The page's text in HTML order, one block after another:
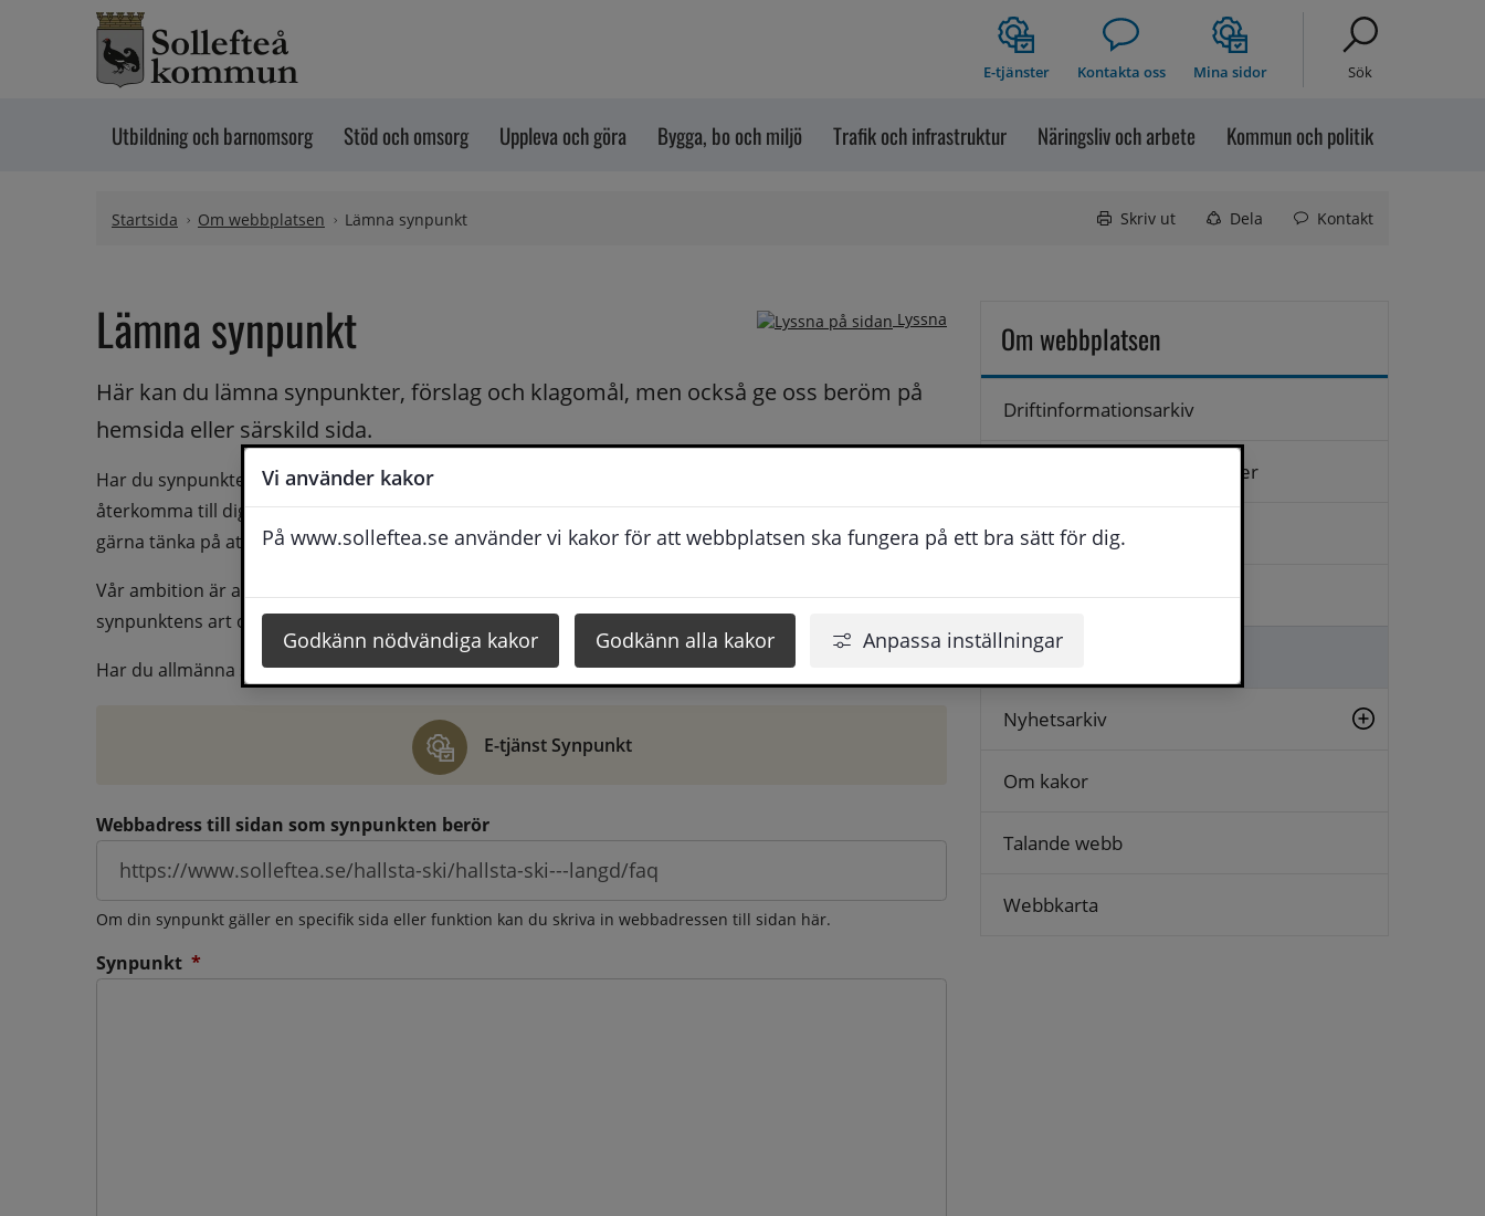
Vi använder kakor
På www.solleftea.se använder vi kakor för att webbplatsen ska fungera på ett bra sätt för dig.
Godkänn nödvändiga kakor Godkänn alla kakor Anpassa inställningar
Hoppa till innehåll
E-tjänster Kontakta oss Mina sidor Sök
Utbildning och barnomsorg Stöd och omsorg Uppleva och göra Bygga, bo och miljö Trafik och infrastruktur Näringsliv och arbete Kommun och politik
Startsida Om webbplatsen Lämna synpunkt Skriv ut Dela Kontakt
Lyssna
Lämna synpunkt
Här kan du lämna synpunkter, förslag och klagomål, men också ge oss beröm på
hemsida eller särskild sida.
Har du synpunkter på webbplatsen kan du skicka in dem via formuläret nedanför. Vill du att vi ska
återkomma till dig behöver du även fylla i dina kontaktuppgifter. När du skriver in din synpunkt får du
gärna tänka på att vara så tydlig som möjligt för att vi ska kunna hjälpa dig bättre.
Vår ambition är att besvara synpunkter så snart som möjligt, men svarstiden beror givetvis på
synpunktens art och omfång.
Har du allmänna synpunkter, klagomål eller beröm gör du det via e-tjänsten Synpunkt
E-tjänst Synpunkt
Webbadress till sidan som synpunkten berör
Om din synpunkt gäller en specifik sida eller funktion kan du skriva in webbadressen till sidan här.
Synpunkt *
Om webbplatsen
Driftinformationsarkiv
Hantering av personuppgifter
Kontakta oss
Logga in
Lämna synpunkt
Nyhetsarkiv
Om kakor
Talande webb
Webbkarta